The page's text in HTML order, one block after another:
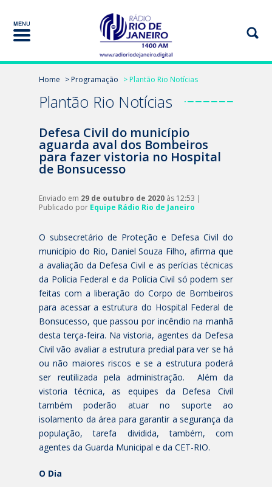
Home > Programação > Plantão Rio Notícias
Plantão Rio Notícias
Defesa Civil do município
aguarda aval dos Bombeiros
para fazer vistoria no Hospital
de Bonsucesso
Enviado em 29 de outubro de 2020 às 12:53 |
Publicado por Equipe Rádio Rio de Janeiro
O subsecretário de Proteção e Defesa Civil do
município do Rio, Daniel Souza Filho, afirma que
a avaliação da Defesa Civil e as perícias técnicas
da Polícia Federal e da Polícia Civil só podem ser
feitas com a liberação do Corpo de Bombeiros
para acessar a estrutura do Hospital Federal de
Bonsucesso, que passou por incêndio na manhã
desta terça-feira. Na vistoria, agentes da Defesa
Civil vão avaliar a estrutura predial para ver se há
ou não maiores riscos e se a estrutura poderá
ser reutilizada pela administração. Além da
vistoria técnica, as equipes da Defesa Civil
também poderão atuar no suporte ao
isolamento da área para garantir a segurança da
população, tarefa dividida, também, com
agentes da Guarda Municipal e da CET-RIO.
O Dia